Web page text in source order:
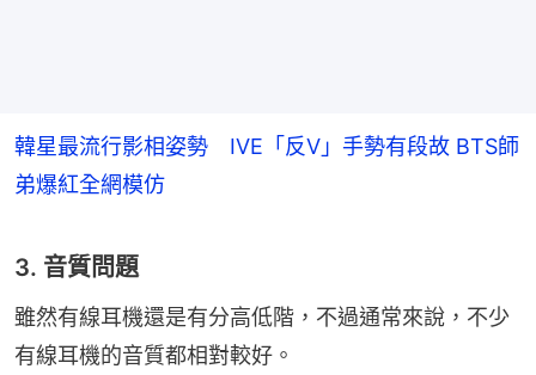
韓星最流行影相姿勢 IVE「反V」手勢有段故 BTS師
弟爆紅全網模仿
3. 音質問題
雖然有線耳機還是有分高低階，不過通常來說，不少
有線耳機的音質都相對較好。